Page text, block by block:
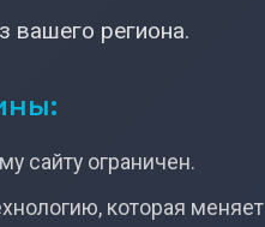
вашего региона.
сайту ограничен.
которая меняет